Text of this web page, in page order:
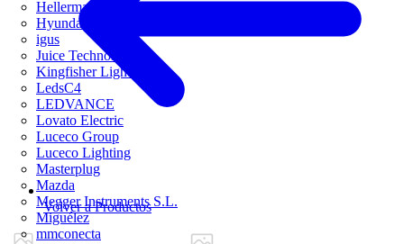
HellermannTyton
Hyundai Electric
igus
Juice Technology
Kingfisher Lighting
LedsC4
LEDVANCE
Lovato Electric
Luceco Group
Luceco Lighting
Masterplug
Mazda
Megger Instruments S.L.
Miguélez
mmconecta
Volver a Productos